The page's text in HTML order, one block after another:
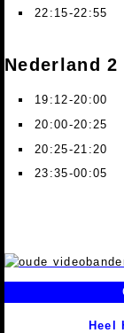
22:15-22:55
Nederland 2
19:12-20:00
20:00-20:25
20:25-21:20
23:35-00:05
Heel